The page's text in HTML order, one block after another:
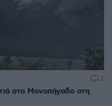
στο Μονοπήγαδο στη
2